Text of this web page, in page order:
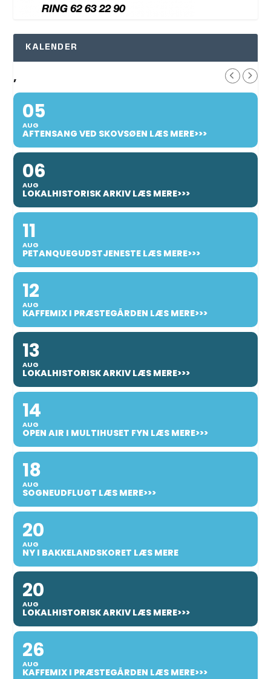
KALENDER
,
05
AUG
AFTENSANG VED SKOVSØEN LÆS MERE>>>
06
AUG
LOKALHISTORISK ARKIV LÆS MERE>>>
11
AUG
PETANQUEGUDSTJENESTE LÆS MERE>>>
12
AUG
KAFFEMIX I PRÆSTEGÅRDEN LÆS MERE>>>
13
AUG
LOKALHISTORISK ARKIV LÆS MERE>>>
14
AUG
OPEN AIR I MULTIHUSET FYN LÆS MERE>>>
18
AUG
SOGNEUDFLUGT LÆS MERE>>>
20
AUG
NY I BAKKELANDSKORET LÆS MERE
20
AUG
LOKALHISTORISK ARKIV LÆS MERE>>>
26
AUG
KAFFEMIX I PRÆSTEGÅRDEN LÆS MERE>>>